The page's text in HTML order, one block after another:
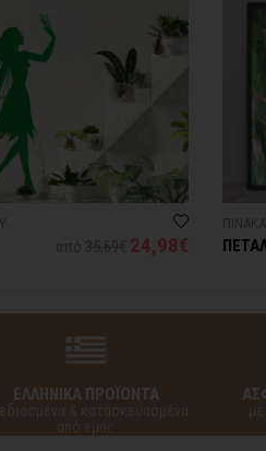
24,98€
ΕΛΛΗΝΙΚΑ ΠΡΟΪΟΝΤΑ
& κατασκευασμένα
από εμάς